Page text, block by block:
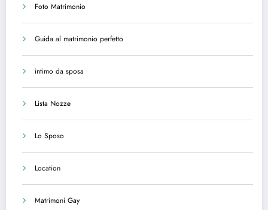
Foto Matrimonio
Guida al matrimonio perfetto
intimo da sposa
Lista Nozze
Lo Sposo
Location
Matrimoni Gay